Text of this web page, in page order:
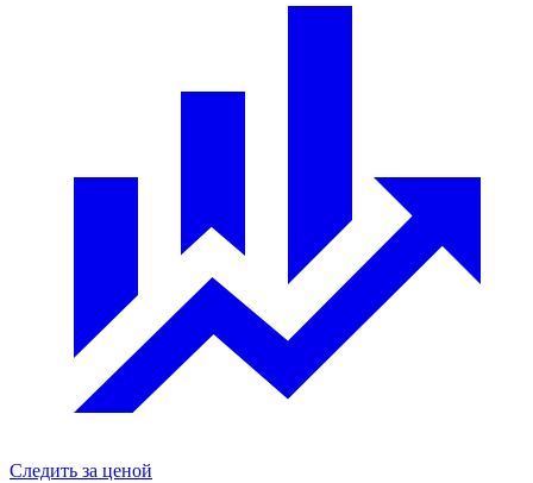
Следить за ценой